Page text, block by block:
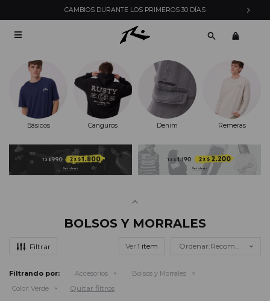
CAMBIOS DURANTE LOS PRIMEROS 30 DÍAS

Básicos Canguros Denim Remeras
BOLSOS Y MORRALES
Ver Recomendados
Filtrando por: Accesorios
Bolsos y Morrales
Color: Verde Quitar filtros